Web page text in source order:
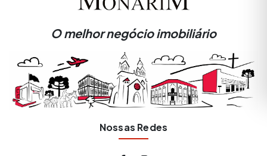
O melhor negócio imobiliário
Nossas Redes